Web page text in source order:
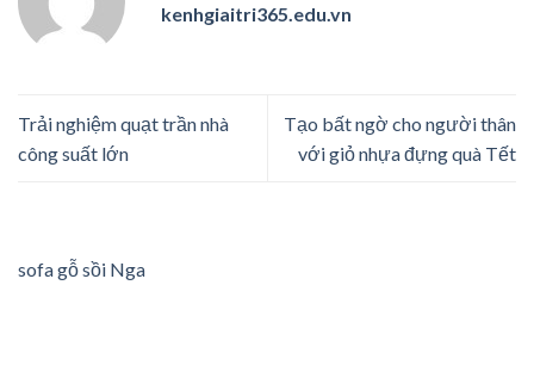
kenhgiaitri365.edu.vn
Trải nghiệm quạt trần nhà
công suất lớn
Tạo bất ngờ cho người thân
với giỏ nhựa đựng quà Tết
sofa gỗ sồi Nga